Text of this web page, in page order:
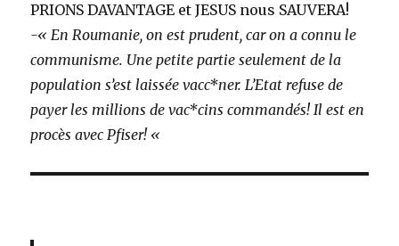
PRIONS DAVANTAGE et JESUS nous SAUVERA!
-« En Roumanie, on est prudent, car on a connu le
communisme. Une petite partie seulement de la
population s’est laissée vacc*ner. L’Etat refuse de
payer les millions de vac*cins commandés! Il est en
procès avec Pfiser! «